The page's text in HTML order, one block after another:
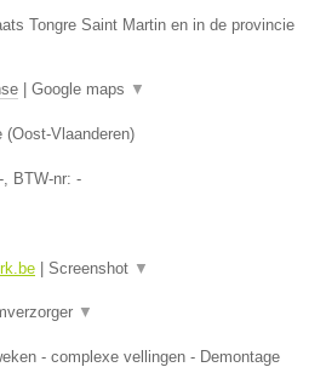
Tongre Saint Martin en in de provincie
Google maps ▼
(Oost-Vlaanderen)
- , BTW-nr: -
Screenshot ▼
▼
- complexe vellingen - Demontage